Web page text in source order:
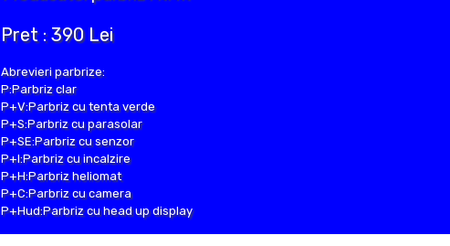
Pret : 390 Lei
Abrevieri parbrize:
P:Parbriz clar
P+V:Parbriz cu tenta verde
P+S:Parbriz cu parasolar
P+SE:Parbriz cu senzor
P+I:Parbriz cu incalzire
P+H:Parbriz heliomat
P+C:Parbriz cu camera
P+Hud:Parbriz cu head up display